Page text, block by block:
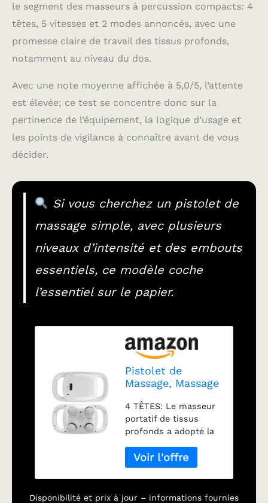
le segment des masseurs à percussion compacts: 4
têtes, 5 vitesses et 2 modes annoncés, avec une
promesse claire de travail des tissus profonds,
notamment au niveau du dos.
Avec une note moyenne affichée à 5,0/5, l’attente
est élevée; ce test se concentre donc sur la
pertinence de l’équipement, la logique d’usage et
les points de vigilance à connaître avant de vous
décider.
Si vous cherchez un pistolet de
massage simple, avec plusieurs
niveaux d’intensité et des embouts
essentiels, ce modèle coche
l’essentiel sur le papier.
Pistolet de
Massage, Massage
Profonds du Dos,
Masseur à
Percussion avec 4
Têtes, 5 Vitesses
Réglables, 2
Modes de
électrique
4 TÊTES: Le masseur
portatif de tissus
profonds a adopté la
connexion à 4 têtes
permettant un
massage plus profond
et une zone de
Disponibilité et prix à jour – informations fournies